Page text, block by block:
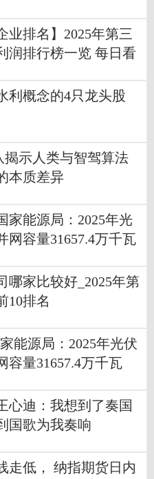
业排名】2025年第三
润排行榜一览 每日看
利概念的4只龙头股
揭示人类与智驾算法
本质差异
家能源局：2025年光
网容量31657.4万千瓦
哪家比较好_2025年第
10排名
能源局：2025年光伏
容量31657.4万千瓦
心迪：我想到了奏国
国歌为我奏响
走低， 纳指期货日内